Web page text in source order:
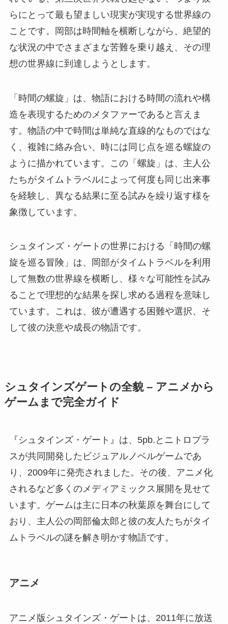
らにとって最も望ましい現実が実現する世界線の
ことです。岡部は時間軸を横断しながら、絶望的
な状況の中でさまざまな苦難を乗り越え、その理
想の世界線に到達しようとします。
「時間の螺旋」は、物語における時間の流れや構
造を表現するためのメタファーであると言えま
す。物語の中で時間は単純な直線的なものではな
く、複雑に絡み合い、時には同じ点を巡る螺旋の
ように描かれています。この「螺旋」は、主人公
たちがタイムトラベルによって何度も同じ出来事
を経験し、異なる結果に至る試みを繰り返す様を
象徴しています。
シュタインズ・ゲートの世界における「時間の螺
旋を巡る冒険」は、岡部がタイムトラベルを利用
して無数の世界線を横断し、様々な可能性を試み
ることで理想的な結果を探し求める過程を意味し
ています。これは、彼が遭遇する困難や選択、そ
して彼の決意や成長の物語です。
シュタインズゲートの全貌 – アニメから
ゲームまで完全ガイド
『シュタインズ・ゲート』は、5pb.とニトロプラ
スが共同開発したビジュアルノベルゲームであ
り、2009年に発売されました。その後、アニメ化
されるなど多くのメディアミックス展開を見せて
います。ゲームは主に日本の秋葉原を舞台にして
おり、主人公の岡部倫太郎と彼の友人たちがタイ
ムトラベルの謎を解き明かす物語です。
アニメ
アニメ版シュタインズ・ゲートは、2011年に放送